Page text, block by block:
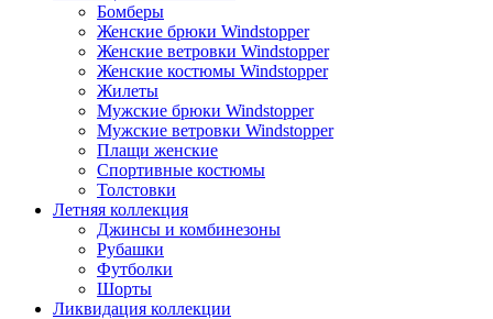
Бомберы
Женские брюки Windstopper
Женские ветровки Windstopper
Женские костюмы Windstopper
Жилеты
Мужские брюки Windstopper
Мужские ветровки Windstopper
Плащи женские
Спортивные костюмы
Толстовки
Летняя коллекция
Джинсы и комбинезоны
Рубашки
Футболки
Шорты
Ликвидация коллекции